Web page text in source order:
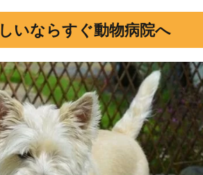
いならすぐ動物病院へ